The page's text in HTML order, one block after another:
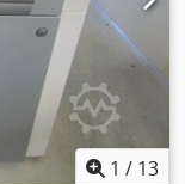
1 / 13